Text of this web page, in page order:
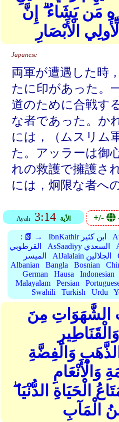
مَن يَشَاءُ ۗ إِنَّ
الْأَبْصَارِ
Japanese
両軍が遭遇した時
たに印があった。
道のために合戦す
な者であった。か
には，（ムスリム
た。アッラーは御
れの救護で擁護さ
には，炯限な者へ
Ayah 3:14 الأية +/-
: 📗 → IbnKathir ابن كثير
القرطوبي
AsSaadiyy السعدي
الميسر
AlJalalain الجلالين
Albanian
Bangla Bosnian
German
Hausa Indonesian
Malayalam
Persian
Swahili
Turkish Urdu
الشَّهَوَاتِ مِنَ
وَالْفِضَّةِ
وَالْأَنْعَامِ
الْحَيَاةِ الدُّنْيَا
الْمَآبِ